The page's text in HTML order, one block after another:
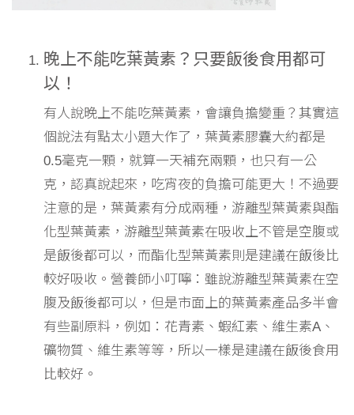
晚上不能吃葉黃素？只要飯後食用都可
以！
有人說晚上不能吃葉黃素，會讓負擔變重？其實這
個說法有點太小題大作了，葉黃素膠囊大約都是
0.5毫克一顆，就算一天補充兩顆，也只有一公
克，認真說起來，吃宵夜的負擔可能更大！不過要
注意的是，葉黃素有分成兩種，游離型葉黃素與酯
化型葉黃素，游離型葉黃素在吸收上不管是空腹或
是飯後都可以，而酯化型葉黃素則是建議在飯後比
較好吸收。營養師小叮嚀：雖說游離型葉黃素在空
腹及飯後都可以，但是市面上的葉黃素產品多半會
有些副原料，例如：花青素、蝦紅素、維生素A、
礦物質、維生素等等，所以一樣是建議在飯後食用
比較好。